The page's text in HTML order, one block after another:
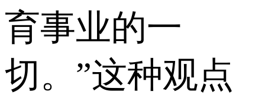
育事业的一
切。”这种观点